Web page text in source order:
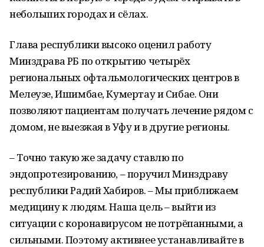
небольших городах и сёлах.
Глава республики высоко оценил работу
Минздрава РБ по открытию четырёх
региональных офтальмологических центров в
Мелеузе, Ишимбае, Кумертау и Сибае. Они
позволяют пациентам получать лечение рядом с
домом, не выезжая в Уфу и в другие регионы.
– Точно такую же задачу ставлю по
эндопротезированию, – поручил Минздраву
республики Радий Хабиров. – Мы приближаем
медицину к людям. Наша цель – выйти из
ситуации с коронавирусом не потрёпанными, а
сильными. Поэтому активнее устанавливайте в